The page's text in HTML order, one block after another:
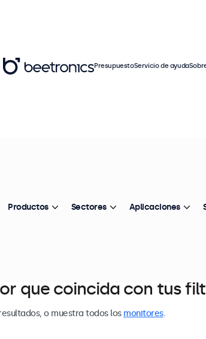
industrial y profesional. Estos monitores de 32
de montaje versátiles, lo que les permite
que coincida con tus
o muestra todos los monitores.
PresupuestoServicio de ayuda
Productos Sectores Aplicaciones